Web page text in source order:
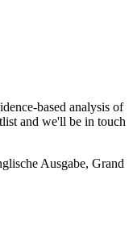
based analysis of
and we'll be in touch
Ausgabe, Grand